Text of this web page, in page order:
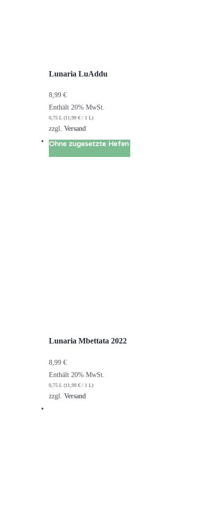
Lunaria LuAddu
8,99€
Enthält 20% MwSt.
0,75 L (11,99€ / 1 L)
zzgl.Versand
Ohne zugesetzte Hefen
Lunaria Mbettata 2022
8,99€
Enthält 20% MwSt.
0,75 L (11,99€ / 1 L)
zzgl.Versand